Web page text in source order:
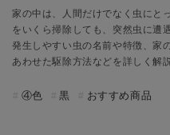
家の中は、人間だけでなく虫にと
をいくら掃除しても、突然虫に遭
発生しやすい虫の名前や特徴、家
あわせた駆除方法などを詳しく解
④色 黒 おすすめ商品